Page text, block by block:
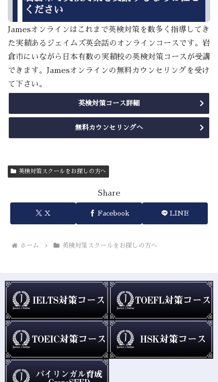
ください
Jamesオンラインはこれまで英検対策を数多く指導してき
た実績あるジェイムズ英会話のオンラインコースです。岩
倉市にいながら日本有数の実績校の英検対策コースが受講
できます。Jamesオンラインの無料カウンセリングを受け
て下さい。
英検対策コース詳細
無料カウンセリングへ
英検対策スクールをお探しの方へ
Share
X Facebook LINE
ホーム 英検対策スクールをお探しの方へ